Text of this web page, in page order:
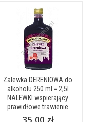
Zalewka DERENIOWA do
alkoholu 250 ml = 2,5l
NALEWKI wspierający
prawidłowe trawienie